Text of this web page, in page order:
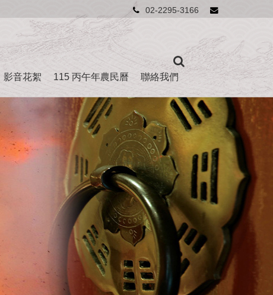
02-2295-3166
影音花絮 115 丙午年農民曆 聯絡我們